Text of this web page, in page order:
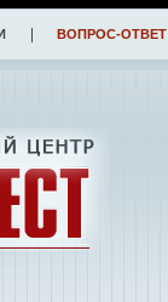
ВОПРОС-ОТВЕТ